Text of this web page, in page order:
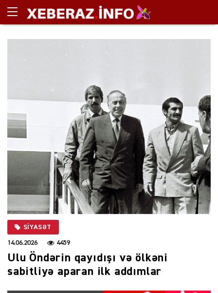
SIYASƏT
14.06.2026 4459
Ulu Öndərin qayıdışı və ölkəni
sabitliyə aparan ilk addımlar